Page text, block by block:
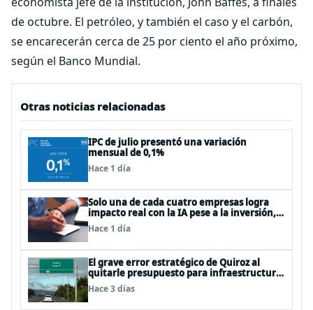
de octubre. El petróleo, y también el caso y el carbón,
se encarecerán cerca de 25 por ciento el año próximo,
según el Banco Mundial.
Otras noticias relacionadas
IPC de julio presentó una variación
mensual de 0,1%
Hace 1 día
Solo una de cada cuatro empresas logra
impacto real con la IA pese a la inversión,
según el Foro Económico Mundial
Hace 1 día
El grave error estratégico de Quiroz al
quitarle presupuesto para infraestructura
vial del Biobío
Hace 3 días